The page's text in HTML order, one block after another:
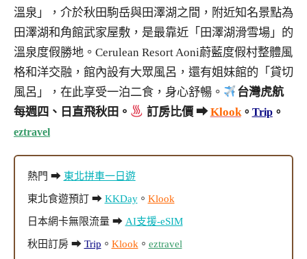
溫泉」，介於秋田駒岳與田澤湖之間，附近知名景點為
田澤湖和角館武家屋敷，是最靠近「田澤湖滑雪場」的
溫泉度假勝地。Cerulean Resort Aoni蔚藍度假村整體風
格和洋交融，館內設有大眾風呂，還有姐妹館的「貸切
風呂」，在此享受一泊二食，身心舒暢。
台灣虎航
每週四、日直飛秋田。
訂房比價 ➡Klook。 Trip。
eztravel
熱門 ➡ 東北拼車一日遊
東北食遊預訂 ➡ KKDay。 Klook
日本網卡無限流量 ➡ AI支援-eSIM
秋田訂房 ➡ Trip 。 Klook 。 eztravel